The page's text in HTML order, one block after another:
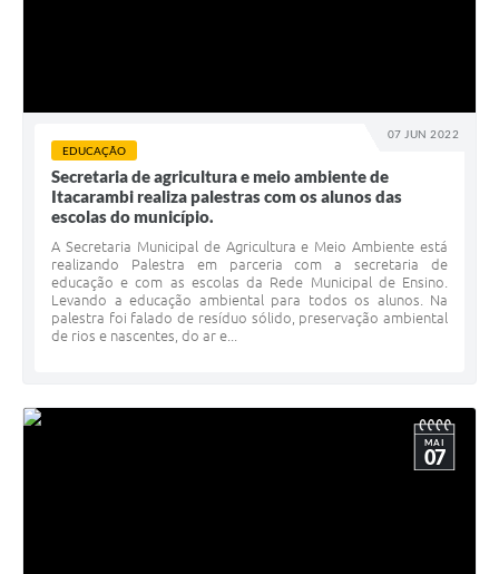
07 JUN 2022
EDUCAÇÃO
Secretaria de agricultura e meio ambiente de
Itacarambi realiza palestras com os alunos das
escolas do município.
A Secretaria Municipal de Agricultura e Meio Ambiente está
realizando Palestra em parceria com a secretaria de
educação e com as escolas da Rede Municipal de Ensino.
Levando a educação ambiental para todos os alunos. Na
palestra foi falado de resíduo sólido, preservação ambiental
de rios e nascentes, do ar e...
MAI
07